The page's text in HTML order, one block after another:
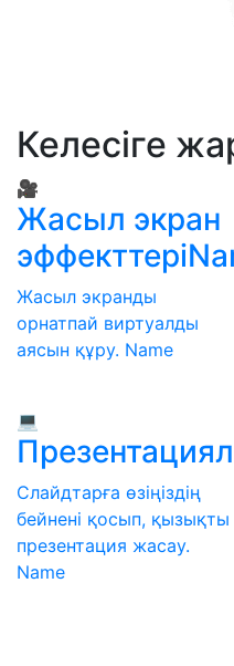
Келесіге
🎥
Жасыл экран
Жасыл экранды
орнатпай виртуалды
аясын құру. Name
💻
Слайдтарға өзіңіздің
бейнені қосып, қызықты
презентация жасау.
Name